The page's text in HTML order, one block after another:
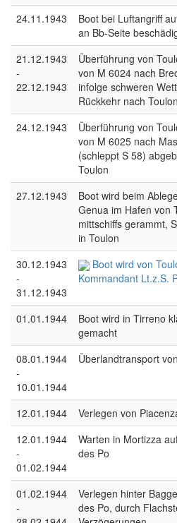
24.11.1943
Boot bei Luftangriff
an Bb-Seite
21.12.1943
-
22.12.1943
Überführung von
von M 6024 nach
infolge schweren
Rückkehr nach Toulon
24.12.1943
Überführung von
von M 6025 nach
(schleppt S 58)
Toulon
27.12.1943
Boot wird beim
Genua im Hafen von
mittschiffs gerammt,
in Toulon
30.12.1943
-
31.12.1943
Boot wird von
Kommandant Lt.z.S.
01.01.1944
Boot wird in Tirreno
gemacht
08.01.1944
-
10.01.1944
Überlandtransport
12.01.1944
Verlegen von
12.01.1944
-
01.02.1944
Warten in Mortizza
des Po
01.02.1944
-
Verlegen hinter
des Po, durch